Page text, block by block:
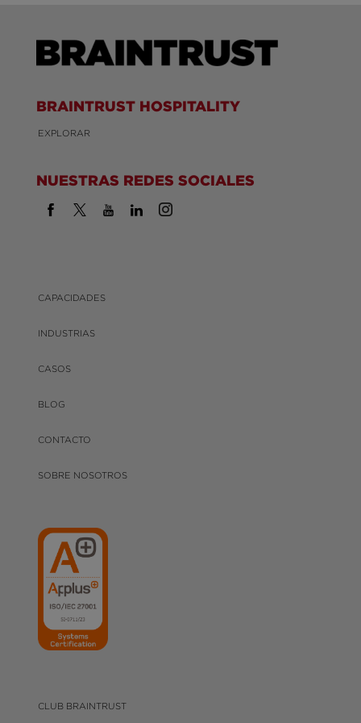
BRAINTRUST HOSPITALITY
EXPLORAR
NUESTRAS REDES SOCIALES
CAPACIDADES
INDUSTRIAS
CASOS
BLOG
CONTACTO
SOBRE NOSOTROS
CLUB BRAINTRUST